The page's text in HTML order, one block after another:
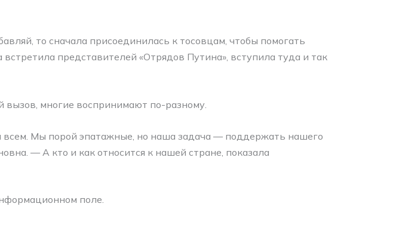
то сначала присоединилась к тосовцам, чтобы помогать
представителей «Отрядов Путина», вступила туда и так
вызов, многие воспринимают по-разному.
Мы порой эпатажные, но наша задача — поддержать нашего
— А кто и как относится к нашей стране, показала
поле.